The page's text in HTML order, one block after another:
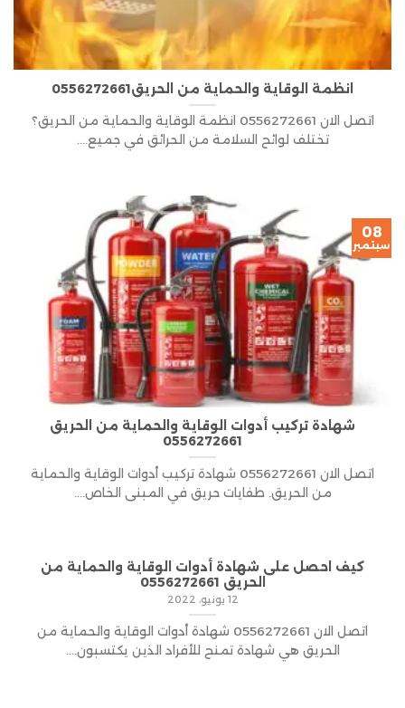
انظمة الوقاية والحماية من الحريق0556272661
اتصل الان 0556272661 انظمة الوقاية والحماية من الحريق؟
تختلف لوائح السلامة من الحرائق في جميع....
شهادة تركيب أدوات الوقاية والحماية من الحريق
0556272661
اتصل الان 0556272661 شهادة تركيب أدوات الوقاية والحماية
من الحريق. طفايات حريق في المبنى الخاص....
08
سبتمبر
كيف احصل على شهادة أدوات الوقاية والحماية من
الحريق 0556272661
12 يونيو، 2022
اتصل الان 0556272661 شهادة أدوات الوقاية والحماية من
الحريق هي شهادة تمنح للأفراد الذين يكتسبون....